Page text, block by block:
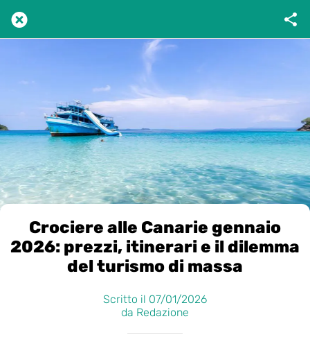
Crociere alle Canarie gennaio
2026: prezzi, itinerari e il dilemma
del turismo di massa
Scritto il 07/01/2026
da Redazione